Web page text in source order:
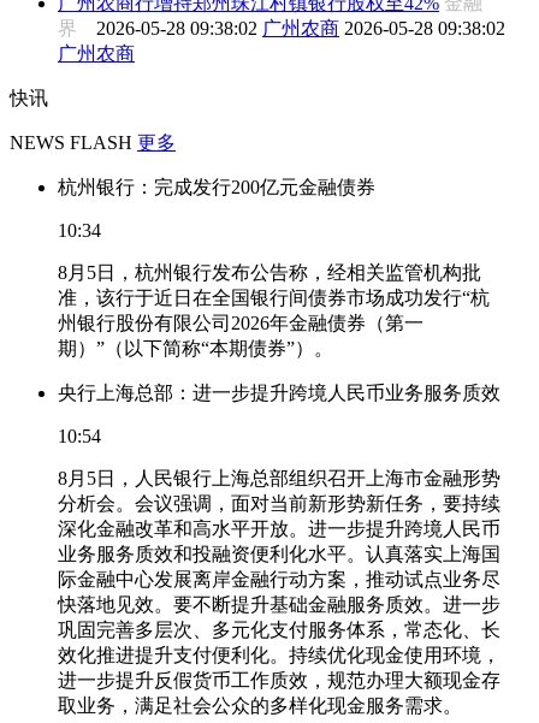
界 2026-05-28 09:38:02 广州农商 2026-05-28 09:38:02
广州农商
快讯
NEWS FLASH 更多
杭州银行：完成发行200亿元金融债券
10:34
8月5日，杭州银行发布公告称，经相关监管机构批
准，该行于近日在全国银行间债券市场成功发行“杭
州银行股份有限公司2026年金融债券（第一
期）”（以下简称“本期债券”）。
央行上海总部：进一步提升跨境人民币业务服务质效
10:54
8月5日，人民银行上海总部组织召开上海市金融形势
分析会。会议强调，面对当前新形势新任务，要持续
深化金融改革和高水平开放。进一步提升跨境人民币
业务服务质效和投融资便利化水平。认真落实上海国
际金融中心发展离岸金融行动方案，推动试点业务尽
快落地见效。要不断提升基础金融服务质效。进一步
巩固完善多层次、多元化支付服务体系，常态化、长
效化推进提升支付便利化。持续优化现金使用环境，
进一步提升反假货币工作质效，规范办理大额现金存
取业务，满足社会公众的多样化现金服务需求。